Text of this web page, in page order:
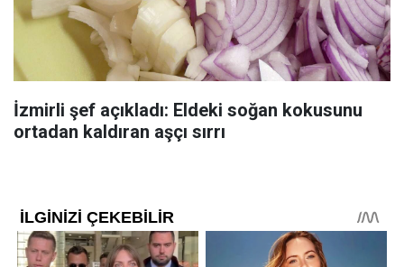
İzmirli şef açıkladı: Eldeki soğan kokusunu
ortadan kaldıran aşçı sırrı